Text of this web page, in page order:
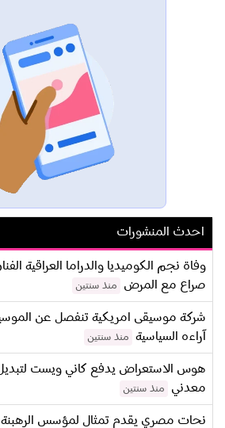
احدث المنشورات
وفاة نجم الكوميديا والدراما العراقية
صراع مع المرض
منذ سنتين
شركة موسيقى امريكية تنفصل عن
آراءه السياسية
منذ سنتين
هوس الاستعراض يدفع كاني ويست
معدني
منذ سنتين
نحات مصري يقدم تمثال لمؤسس الرهبنة